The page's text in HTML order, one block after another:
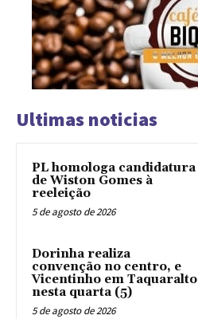
Ultimas noticias
PL homologa candidatura
de Wiston Gomes à
reeleição
5 de agosto de 2026
Dorinha realiza
convenção no centro, e
Vicentinho em Taquaralto
nesta quarta (5)
5 de agosto de 2026